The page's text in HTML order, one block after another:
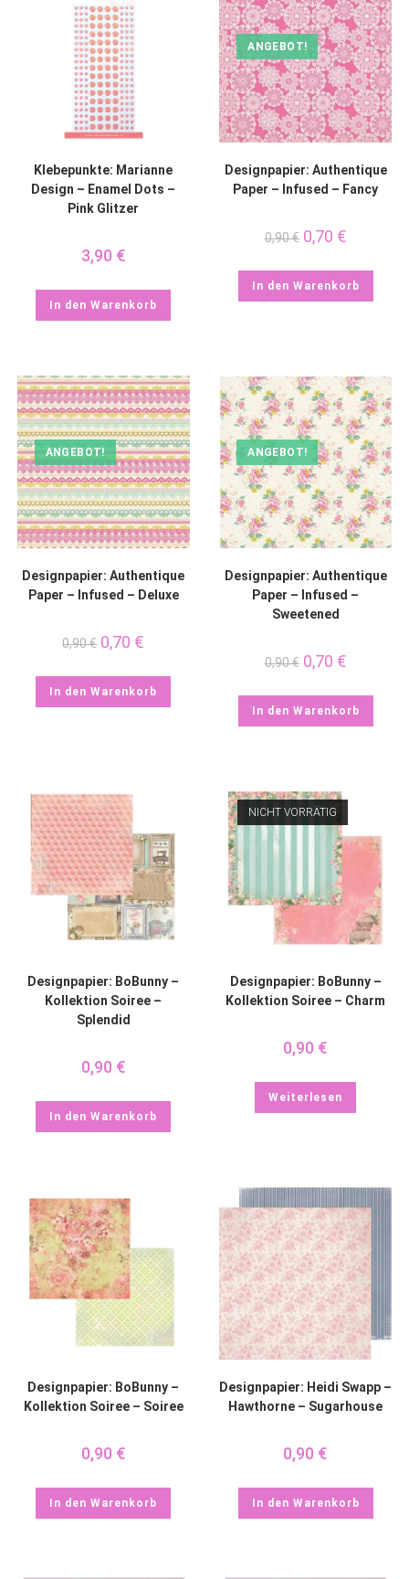
Klebepunkte: Marianne
Design – Enamel Dots –
Pink Glitzer
3,90 €
In den Warenkorb
ANGEBOT!
Designpapier: Authentique
Paper – Infused – Fancy
0,90€ 0,70 €
In den Warenkorb
ANGEBOT!
Designpapier: Authentique
Paper – Infused – Deluxe
0,90€ 0,70 €
In den Warenkorb
ANGEBOT!
Designpapier: Authentique
Paper – Infused –
Sweetened
0,90€ 0,70 €
In den Warenkorb
Designpapier: BoBunny –
Kollektion Soiree –
Splendid
0,90 €
In den Warenkorb
NICHT VORRÄTIG
Designpapier: BoBunny –
Kollektion Soiree – Charm
0,90 €
Weiterlesen
Designpapier: BoBunny –
Kollektion Soiree – Soiree
0,90 €
In den Warenkorb
Designpapier: Heidi Swapp –
Hawthorne – Sugarhouse
0,90 €
In den Warenkorb